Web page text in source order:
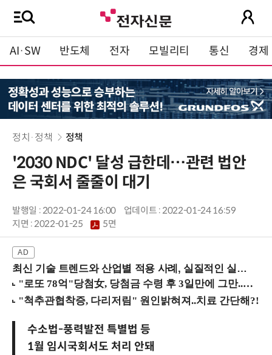
AI·SW 반도체 전자 모빌리티 통신 경제
정치·정책 정책
'2030 NDC' 달성 급한데…관련 법안
은 국회서 줄줄이 대기
발행일 : 2022-01-24 16:00
업데이트 : 2022-01-24 16:59
지면 :2022-01-25 5면
최신 기술 트렌드와 산업별 적용 사례, 실질적인 실행 전략을 공유 (9/18 양재역)
수소법-풍력발전 특별법 등
1월 임시국회서도 처리 안돼